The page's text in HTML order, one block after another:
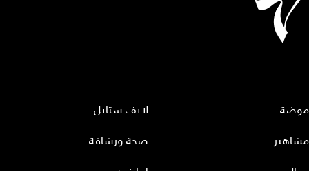
موضة
مشاهير
لايف ستايل
صحة ورشاقة